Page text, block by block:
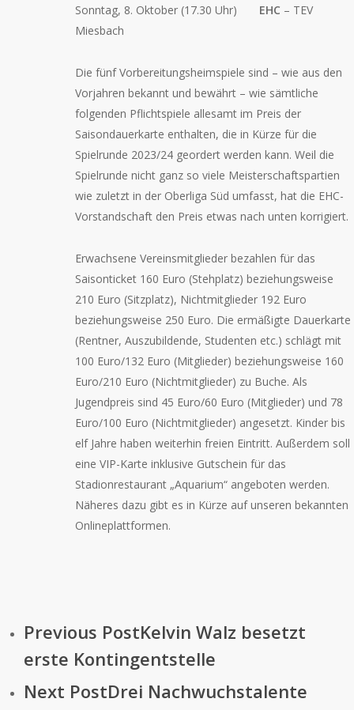
Sonntag, 8. Oktober (17.30 Uhr) EHC – TEV
Miesbach
Die fünf Vorbereitungsheimspiele sind – wie aus den
Vorjahren bekannt und bewährt – wie sämtliche
folgenden Pflichtspiele allesamt im Preis der
Saisondauerkarte enthalten, die in Kürze für die
Spielrunde 2023/24 geordert werden kann. Weil die
Spielrunde nicht ganz so viele Meisterschaftspartien
wie zuletzt in der Oberliga Süd umfasst, hat die EHC-
Vorstandschaft den Preis etwas nach unten korrigiert.
Erwachsene Vereinsmitglieder bezahlen für das
Saisonticket 160 Euro (Stehplatz) beziehungsweise
210 Euro (Sitzplatz), Nichtmitglieder 192 Euro
beziehungsweise 250 Euro. Die ermäßigte Dauerkarte
(Rentner, Auszubildende, Studenten etc.) schlägt mit
100 Euro/132 Euro (Mitglieder) beziehungsweise 160
Euro/210 Euro (Nichtmitglieder) zu Buche. Als
Jugendpreis sind 45 Euro/60 Euro (Mitglieder) und 78
Euro/100 Euro (Nichtmitglieder) angesetzt. Kinder bis
elf Jahre haben weiterhin freien Eintritt. Außerdem soll
eine VIP-Karte inklusive Gutschein für das
Stadionrestaurant „Aquarium“ angeboten werden.
Näheres dazu gibt es in Kürze auf unseren bekannten
Onlineplattformen.
Previous PostKelvin Walz besetzt
erste Kontingentstelle
Next PostDrei Nachwuchstalente